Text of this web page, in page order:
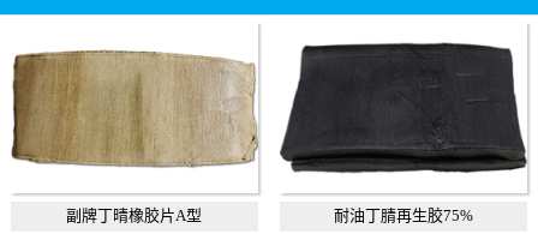
副牌丁晴橡胶片A型 耐油丁腈再生胶75%